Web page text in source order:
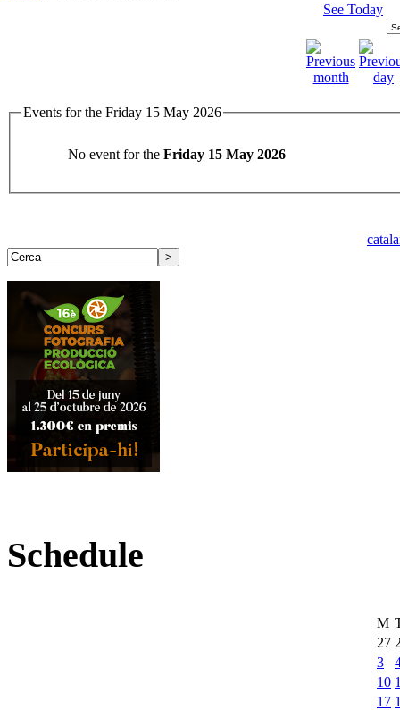
See Today
Events for the Friday 15 May 2026
No event for the Friday 15 May 2026
Schedule
M
27
3
10
17